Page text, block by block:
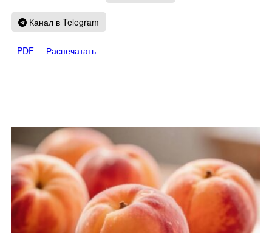
Канал в Telegram
PDF Распечатать